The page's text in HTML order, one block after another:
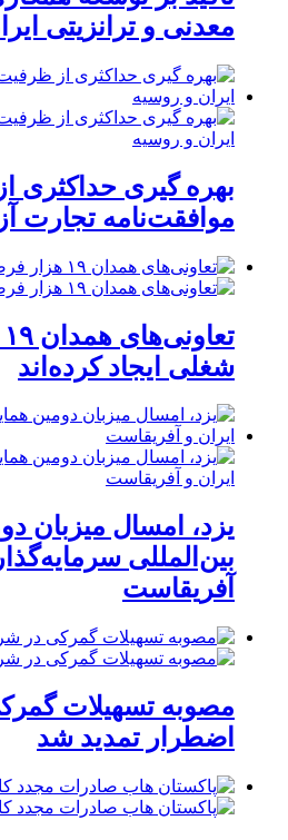
معدنی و ترانزیتی
بهره گیری حداکثری
موافقت‌نامه تجارت
شغلی ایجاد کرده‌اند
یزد، امسال میزبان
بین‌المللی
آفریقاست
مصوبه تسهیلات
اضطرار تمدید شد